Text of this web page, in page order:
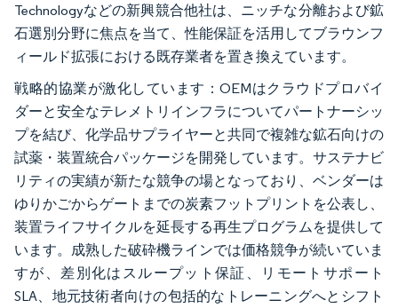
Technologyなどの新興競合他社は、ニッチな分離および鉱
石選別分野に焦点を当て、性能保証を活用してブラウンフ
ィールド拡張における既存業者を置き換えています。
戦略的協業が激化しています：OEMはクラウドプロバイ
ダーと安全なテレメトリインフラについてパートナーシッ
プを結び、化学品サプライヤーと共同で複雑な鉱石向けの
試薬・装置統合パッケージを開発しています。サステナビ
リティの実績が新たな競争の場となっており、ベンダーは
ゆりかごからゲートまでの炭素フットプリントを公表し、
装置ライフサイクルを延長する再生プログラムを提供して
います。成熟した破砕機ラインでは価格競争が続いていま
すが、差別化はスループット保証、リモートサポート
SLA、地元技術者向けの包括的なトレーニングへとシフト